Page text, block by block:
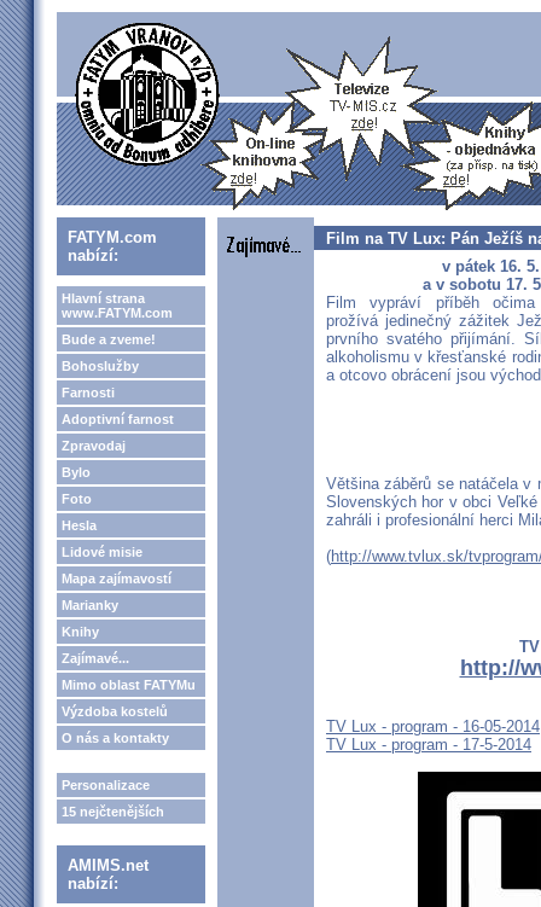
FATYM.com
nabízí:
Hlavní strana
www.FATYM.com
Bude a zveme!
Bohoslužby
Farnosti
Adoptivní farnost
Zpravodaj
Bylo
Foto
Hesla
Lidové misie
Mapa zajímavostí
Marianky
Knihy
Zajímavé...
Mimo oblast FATYMu
Výzdoba kostelů
O nás a kontakty
Personalizace
15 nejčtenějších
AMIMS.net
nabízí:
Film na TV Lux: Pán Ježíš
v pátek 16.
a v sobotu 17.
Film vypráví příběh
prožívá jedinečný zážitek
prvního svatého přijímání.
alkoholismu v křesťanské
a otcovo obrácení jsou
Většina záběrů se natáčela v
Slovenských hor v obci
zahráli i profesionální herci
(http://www.tvlux.sk/
http://
TV Lux - program - 16-05-2014
TV Lux - program - 17-5-2014